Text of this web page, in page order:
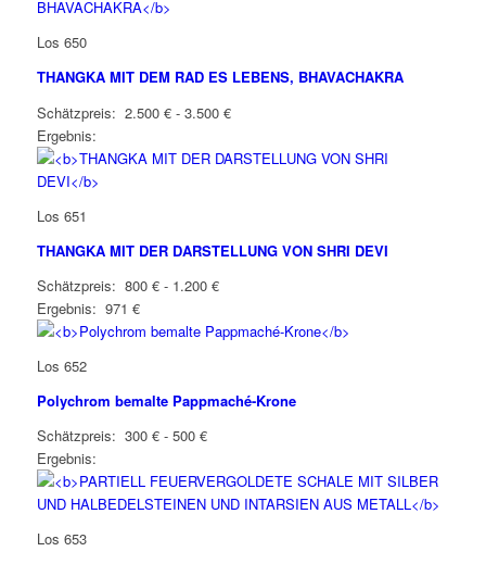
Los 650
THANGKA MIT DEM RAD ES LEBENS, BHAVACHAKRA
Schätzpreis: 2.500 € - 3.500 €
Ergebnis:
Los 651
THANGKA MIT DER DARSTELLUNG VON SHRI DEVI
Schätzpreis: 800 € - 1.200 €
Ergebnis: 971 €
Los 652
Polychrom bemalte Pappmaché-Krone
Schätzpreis: 300 € - 500 €
Ergebnis:
Los 653